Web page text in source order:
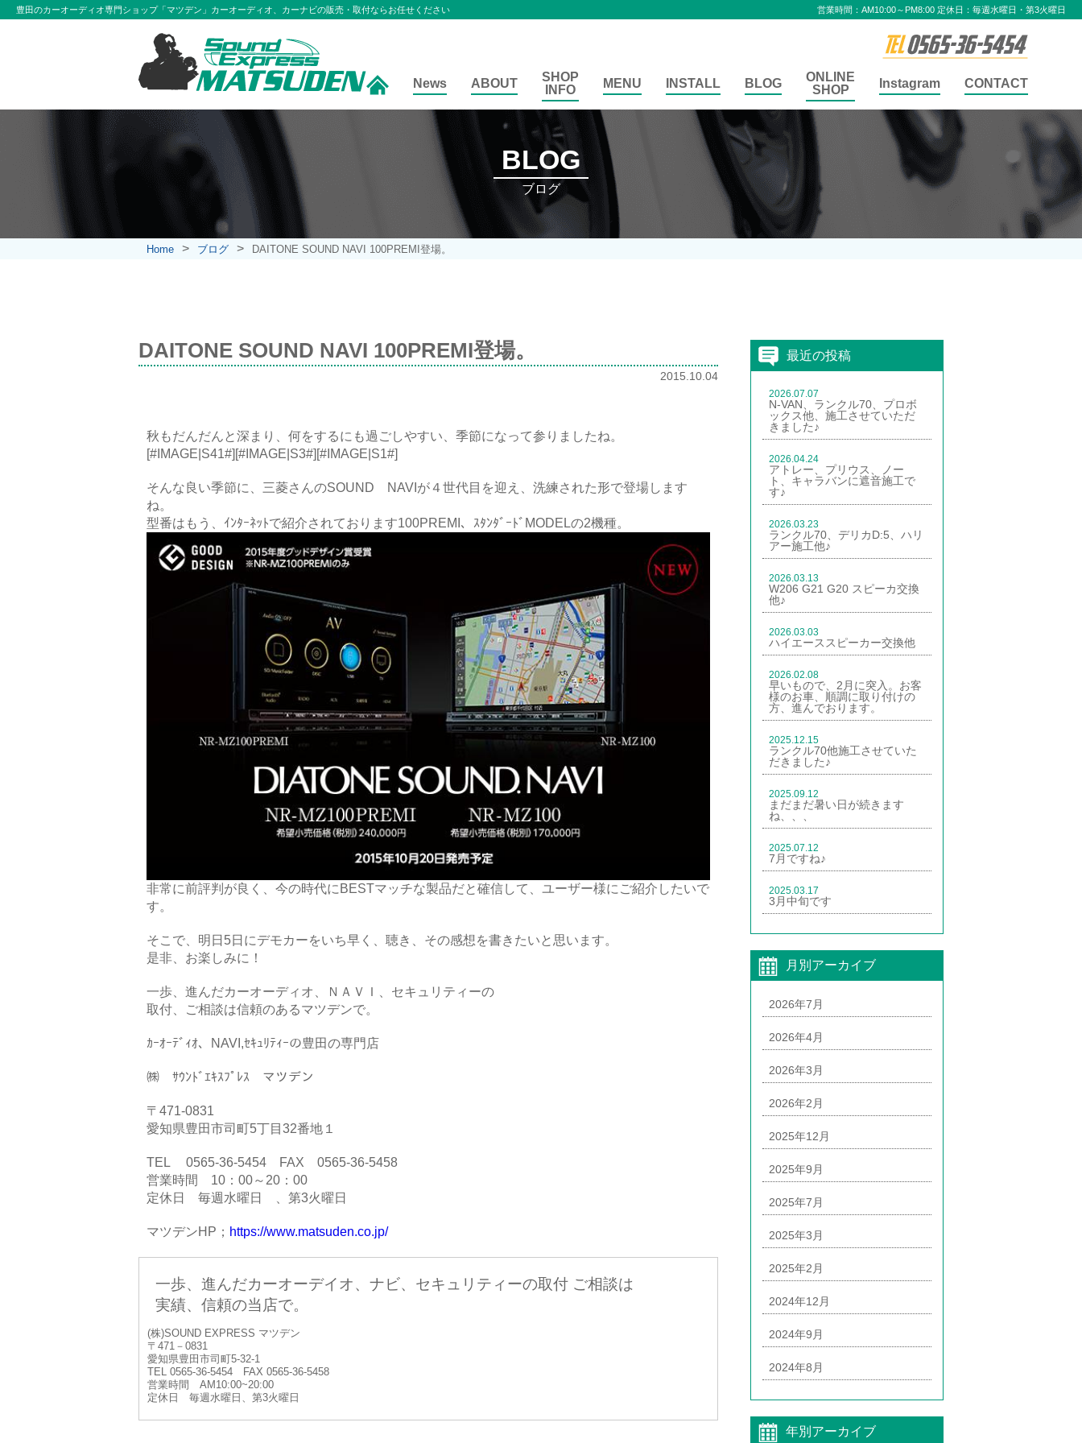
豊田のカーオーディオ専門ショップ「マツデン」カーオーディオ、カーナビの販売・取付ならお任せください 営業時間：AM10:00～PM8:00 定休日：毎週水曜日・第3火曜日
News ABOUT
SHOP
INFO
MENU INSTALL BLOG
ONLINE
SHOP
Instagram CONTACT
BLOG
ブログ
Home > ブログ > DAITONE SOUND NAVI 100PREMI登場。
DAITONE SOUND NAVI 100PREMI登場。
2015.10.04
秋もだんだんと深まり、何をするにも過ごしやすい、季節になって参りましたね。
[#IMAGE|S41#][#IMAGE|S3#][#IMAGE|S1#]
そんな良い季節に、三菱さんのSOUND NAVIが４世代目を迎え、洗練された形で登場します
ね。
型番はもう、ｲﾝﾀｰﾈｯﾄで紹介されております100PREMI、ｽﾀﾝﾀﾞｰﾄﾞMODELの2機種。
非常に前評判が良く、今の時代にBESTマッチな製品だと確信して、ユーザー様にご紹介したいで
す。
そこで、明日5日にデモカーをいち早く、聴き、その感想を書きたいと思います。
是非、お楽しみに！
一歩、進んだカーオーディオ、ＮＡＶＩ、セキュリティーの
取付、ご相談は信頼のあるマツデンで。
ｶｰｵｰﾃﾞｨｵ、NAVI,ｾｷｭﾘﾃｨｰの豊田の専門店
㈱ ｻｳﾝﾄﾞｴｷｽﾌﾟﾚｽ マツデン
〒471-0831
愛知県豊田市司町5丁目32番地１
TEL 0565-36-5454 FAX 0565-36-5458
営業時間 10：00～20：00
定休日 毎週水曜日 、第3火曜日
マツデンHP； https://www.matsuden.co.jp/
一歩、進んだカーオーデイオ、ナビ、セキュリティーの取付 ご相談は
実績、信頼の当店で。
(株)SOUND EXPRESS マツデン
〒471－0831
愛知県豊田市司町5‐32‐1
TEL 0565‐36‐5454 FAX 0565-36-5458
営業時間 AM10:00~20:00
定休日 毎週水曜日、第3火曜日
最近の投稿
2026.07.07
N-VAN、ランクル70、プロボ
ックス他、施工させていただ
きました♪
2026.04.24
アトレー、プリウス、ノー
ト、キャラバンに遮音施工で
す♪
2026.03.23
ランクル70、デリカD:5、ハリ
アー施工他♪
2026.03.13
W206 G21 G20 スピーカ交換
他♪
2026.03.03
ハイエーススピーカー交換他
2026.02.08
早いもので、2月に突入。お客
様のお車、順調に取り付けの
方、進んでおります。
2025.12.15
ランクル70他施工させていた
だきました♪
2025.09.12
まだまだ暑い日が続きます
ね、、、
2025.07.12
7月ですね♪
2025.03.17
3月中旬です
月別アーカイブ
2026年7月
2026年4月
2026年3月
2026年2月
2025年12月
2025年9月
2025年7月
2025年3月
2025年2月
2024年12月
2024年9月
2024年8月
年別アーカイブ